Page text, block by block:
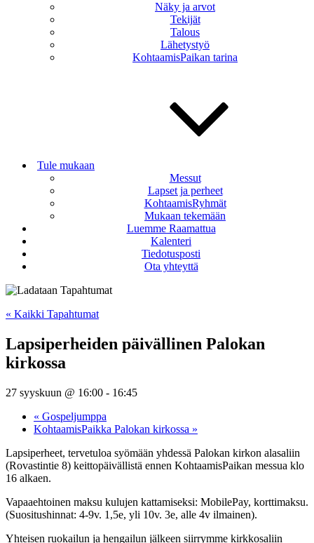
Näky ja arvot
Tekijät
Talous
Lähetystyö
KohtaamisPaikan tarina
Tule mukaan
Messut
Lapset ja perheet
KohtaamisRyhmät
Mukaan tekemään
Luemme Raamattua
Kalenteri
Tiedotusposti
Ota yhteyttä
« Kaikki Tapahtumat
Lapsiperheiden päivällinen Palokan
kirkossa
27 syyskuun @ 16:00 - 16:45
« Gospeljumppa
KohtaamisPaikka Palokan kirkossa »
Lapsiperheet, tervetuloa syömään yhdessä Palokan kirkon alasaliin
(Rovastintie 8) keittopäivällistä ennen KohtaamisPaikan messua klo
16 alkaen.
Vapaaehtoinen maksu kulujen kattamiseksi: MobilePay, korttimaksu.
(Suositushinnat: 4-9v. 1,5e, yli 10v. 3e, alle 4v ilmainen).
Yhteisen ruokailun ja hengailun jälkeen siirrymme kirkkosaliin